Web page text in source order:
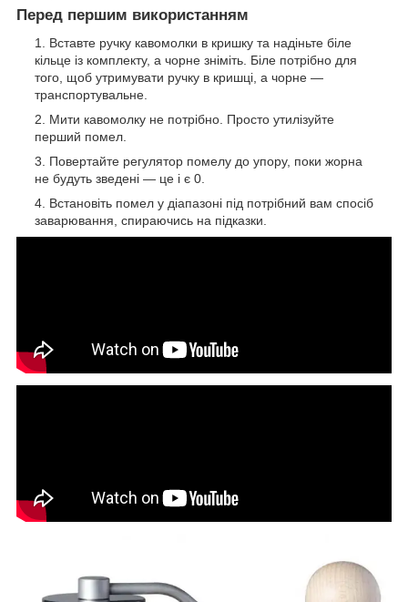
Перед першим використанням
Вставте ручку кавомолки в кришку та надіньте біле
кільце із комплекту, а чорне зніміть. Біле потрібно для
того, щоб утримувати ручку в кришці, а чорне —
транспортувальне.
Мити кавомолку не потрібно. Просто утилізуйте
перший помел.
Повертайте регулятор помелу до упору, поки жорна
не будуть зведені — це і є 0.
Встановіть помел у діапазоні під потрібний вам спосіб
заварювання, спираючись на підказки.